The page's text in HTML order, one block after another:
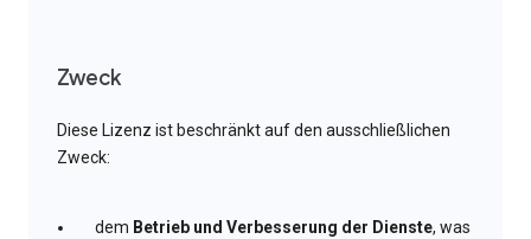
Zweck
Diese Lizenz ist beschränkt auf den ausschließlichen
Zweck:
dem Betrieb und Verbesserung der Dienste, was